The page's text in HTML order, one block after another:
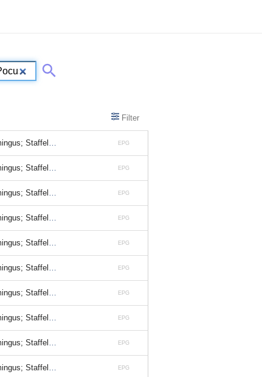
Filter
EPG
3, Folge 26
EPG
3, Folge 26
EPG
3, Folge 26
EPG
3, Folge 26
EPG
3, Folge 26
EPG
3, Folge 26
EPG
3, Folge 26
EPG
3, Folge 26
EPG
3, Folge 26
EPG
3, Folge 26